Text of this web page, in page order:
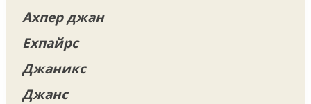
Ахпер джан
Ехпайрс
Джаникс
Джанс